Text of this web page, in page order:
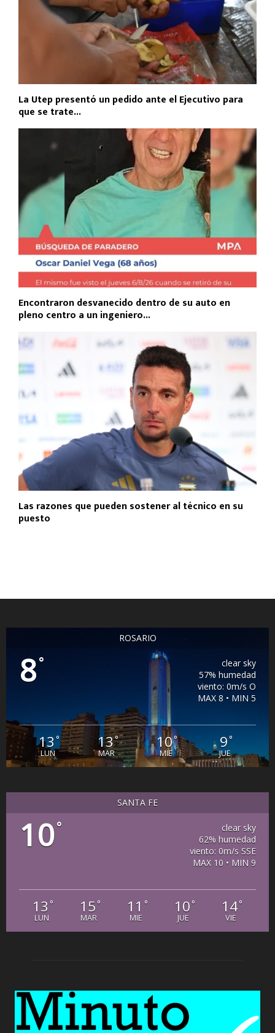
La Utep presentó un pedido ante el Ejecutivo para
que se trate...
Encontraron desvanecido dentro de su auto en
pleno centro a un ingeniero...
Las razones que pueden sostener al técnico en su
puesto
ROSARIO
8°
clear sky
57% humedad
viento: 0m/s O
MAX 8 • MIN 5
13 °
LUN
13°
MAR
10°
MIE
9°
JUE
SANTA FE
10°
clear sky
62% humedad
viento: 0m/s SSE
MAX 10 • MIN 9
13 °
LUN
15 °
MAR
11 °
MIE
10 °
JUE
14°
VIE